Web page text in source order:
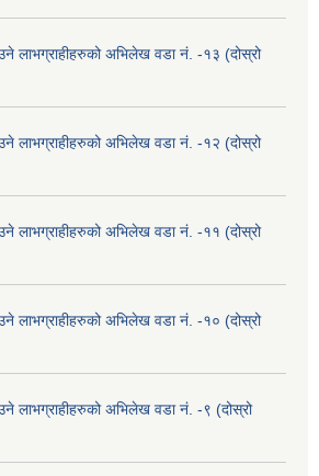
लाभग्राहीहरुको अभिलेख वडा नं. -१३ (दोस्रो
लाभग्राहीहरुको अभिलेख वडा नं. -१२ (दोस्रो
लाभग्राहीहरुको अभिलेख वडा नं. -११ (दोस्रो
लाभग्राहीहरुको अभिलेख वडा नं. -१० (दोस्रो
लाभग्राहीहरुको अभिलेख वडा नं. -९ (दोस्रो